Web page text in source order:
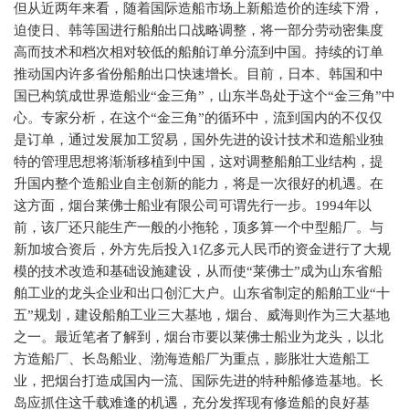
但从近两年来看，随着国际造船市场上新船造价的连续下滑，
迫使日、韩等国进行船舶出口战略调整，将一部分劳动密集度
高而技术和档次相对较低的船舶订单分流到中国。持续的订单
推动国内许多省份船舶出口快速增长。目前，日本、韩国和中
国已构筑成世界造船业“金三角”，山东半岛处于这个“金三角”中
心。专家分析，在这个“金三角”的循环中，流到国内的不仅仅
是订单，通过发展加工贸易，国外先进的设计技术和造船业独
特的管理思想将渐渐移植到中国，这对调整船舶工业结构，提
升国内整个造船业自主创新的能力，将是一次很好的机遇。在
这方面，烟台莱佛士船业有限公司可谓先行一步。1994年以
前，该厂还只能生产一般的小拖轮，顶多算一个中型船厂。与
新加坡合资后，外方先后投入1亿多元人民币的资金进行了大规
模的技术改造和基础设施建设，从而使“莱佛士”成为山东省船
舶工业的龙头企业和出口创汇大户。山东省制定的船舶工业“十
五”规划，建设船舶工业三大基地，烟台、威海则作为三大基地
之一。最近笔者了解到，烟台市要以莱佛士船业为龙头，以北
方造船厂、长岛船业、渤海造船厂为重点，膨胀壮大造船工
业，把烟台打造成国内一流、国际先进的特种船修造基地。长
岛应抓住这千载难逢的机遇，充分发挥现有修造船的良好基